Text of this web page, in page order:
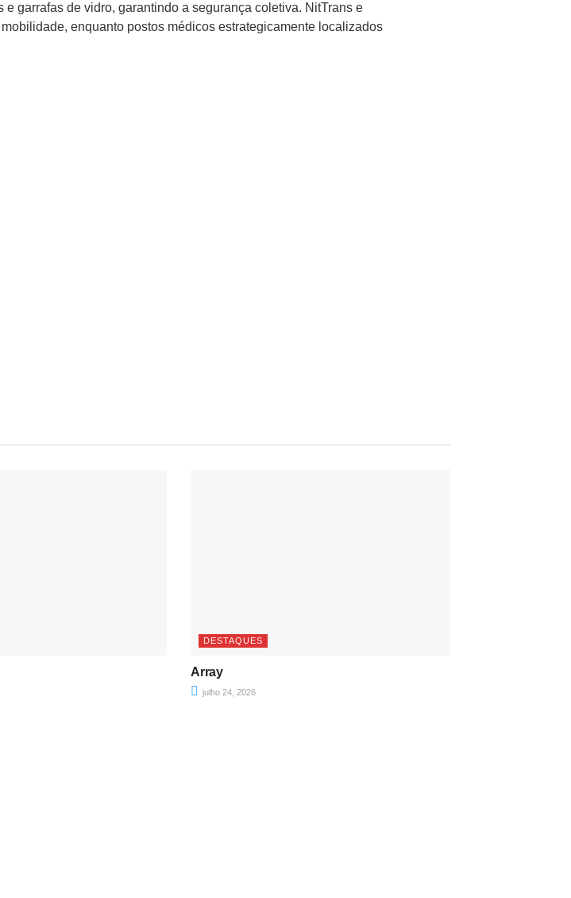
garrafas de vidro, garantindo a segurança coletiva. NitTrans e
enquanto postos médicos estrategicamente localizados
DESTAQUES
Array
julho 24, 2026